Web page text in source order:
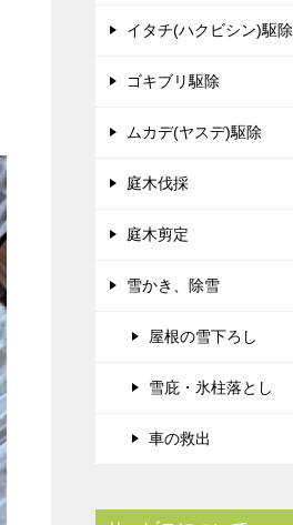
イタチ(ハクビシン)駆除
ゴキブリ駆除
ムカデ(ヤスデ)駆除
庭木伐採
庭木剪定
雪かき、除雪
屋根の雪下ろし
雪庇・氷柱落とし
車の救出